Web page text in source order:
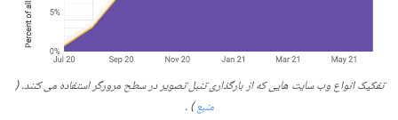
تفکیک انواع وب سایت هایی که از بارگذاری تنبل تصویر در سطح مرورگر استفاده می کنند.(
منبع)
.